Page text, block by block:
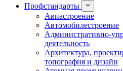
Профстандарты
Авиастроение
Автомобилестроение
Административно-
деятельность
Архитектура,
топография и дизайн